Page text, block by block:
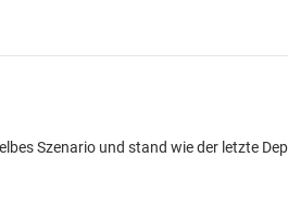
Szenario und stand wie der letzte